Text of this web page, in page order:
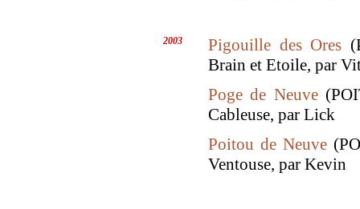
2003 Pigouille des Ores
Brain et Etoile, par
Poge de Neuve
Cableuse, par Lick
Poitou de Neuve
Ventouse, par Kevin